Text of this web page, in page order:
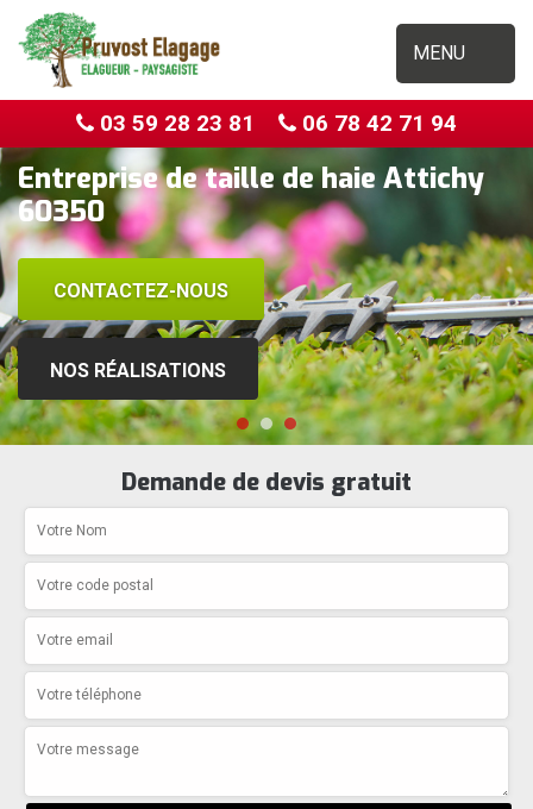
MENU
03 59 28 23 81 06 78 42 71 94
Entreprise de taille de haie Attichy
60350
CONTACTEZ-NOUS
NOS RÉALISATIONS
Demande de devis gratuit